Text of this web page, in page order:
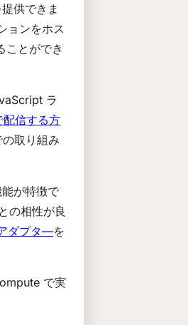
供できま
ョンをホス
ことができ
ラ
信する方
取り組み
が特徴で
の相性が良
ダプタ―を
で実